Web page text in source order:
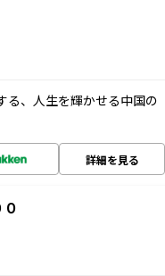
る、人生を輝かせる中国の
詳細を見る